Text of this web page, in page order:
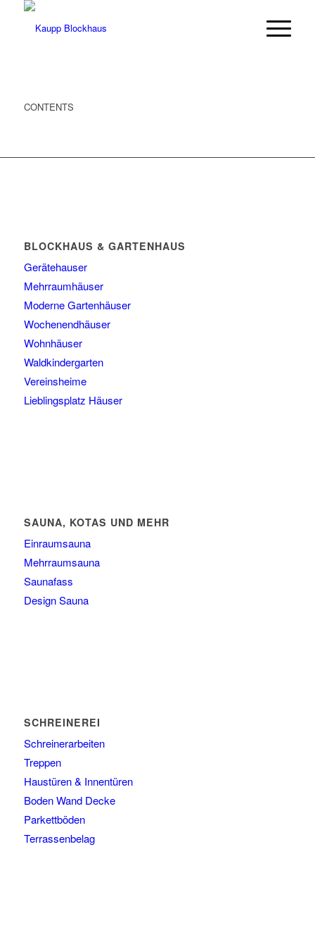
CONTENTS
BLOCKHAUS & GARTENHAUS
Gerätehauser
Mehrraumhäuser
Moderne Gartenhäuser
Wochenendhäuser
Wohnhäuser
Waldkindergarten
Vereinsheime
Lieblingsplatz Häuser
SAUNA, KOTAS UND MEHR
Einraumsauna
Mehrraumsauna
Saunafass
Design Sauna
SCHREINEREI
Schreinerarbeiten
Treppen
Haustüren & Innentüren
Boden Wand Decke
Parkettböden
Terrassenbelag